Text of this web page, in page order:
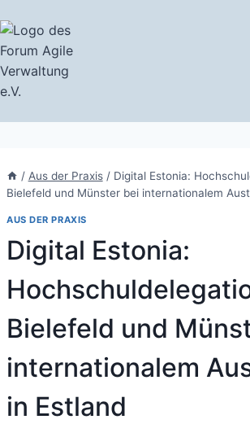
Inhalt
springen
/ Aus der Praxis / Digital Estonia:
Bielefeld und Münster bei internationalem
AUS DER PRAXIS
Digital Estonia:
Bielefeld und
internationalem
in Estland